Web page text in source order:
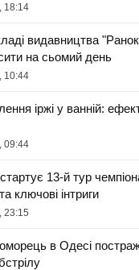
18:14
видавництва
на сьомий день
10:44
іржі у ванній:
09:44
13-й тур
ключові інтриги
23:15
в Одесі